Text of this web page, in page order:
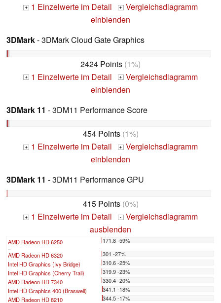
+ 1 Einzelwerte im Detail + Vergleichsdiagramm
einblenden
3DMark- 3DMark Cloud Gate Graphics
2424 Points (1%)
+ 1 Einzelwerte im Detail + Vergleichsdiagramm
einblenden
3DMark 11 - 3DM11 Performance Score
454 Points(1%)
+ 1 Einzelwerte im Detail + Vergleichsdiagramm
einblenden
3DMark 11 - 3DM11 Performance GPU
415 Points(0%)
+ 1 Einzelwerte im Detail - Vergleichsdiagramm
ausblenden
AMD Radeon HD 6250 171.8 -59%
...
AMD Radeon HD 6320
301 -27%
Intel HD Graphics (Ivy Bridge)
310.6 -25%
Intel HD Graphics (Cherry Trail)
319.9 -23%
AMD Radeon HD 7340
330.4 -20%
Intel HD Graphics 400 (Braswell)
341.1 -18%
AMD Radeon HD 8210
344.5 -17%